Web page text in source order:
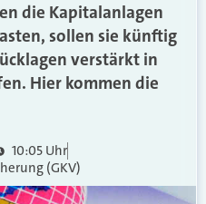
die Kapitalanlagen
sollen sie künftig
verstärkt in
Hier kommen die
10:05 Uhr
(GKV)